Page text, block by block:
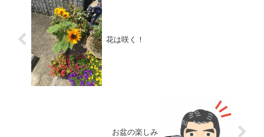
花は咲く！
お盆の楽しみ